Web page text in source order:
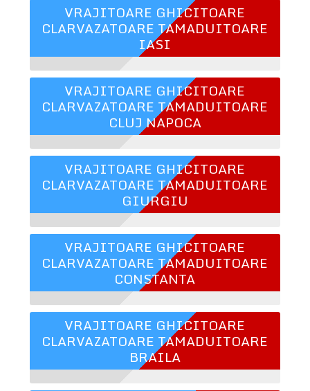
VRAJITOARE GHICITOARE
CLARVAZATOARE TAMADUITOARE
IASI
VRAJITOARE GHICITOARE
CLARVAZATOARE TAMADUITOARE
CLUJ NAPOCA
VRAJITOARE GHICITOARE
CLARVAZATOARE TAMADUITOARE
GIURGIU
VRAJITOARE GHICITOARE
CLARVAZATOARE TAMADUITOARE
CONSTANTA
VRAJITOARE GHICITOARE
CLARVAZATOARE TAMADUITOARE
BRAILA